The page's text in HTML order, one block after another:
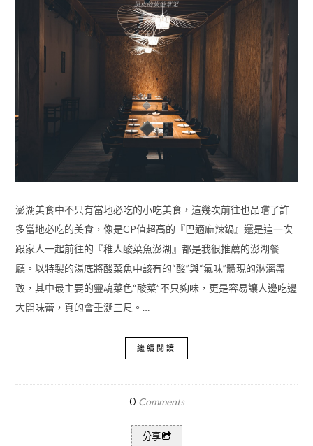
澎湖美食中不只有當地必吃的小吃美食，這幾次前往也品嚐了許
多當地必吃的美食，像是CP值超高的『巴適麻辣鍋』還是這一次
跟家人一起前往的『稚人酸菜魚澎湖』都是我很推薦的澎湖餐
廳。以特製的湯底將酸菜魚中該有的“酸”與“氣味”體現的淋漓盡
致，其中最主要的靈魂菜色“酸菜”不只夠味，更是容易讓人邊吃邊
大開味蕾，真的會垂涎三尺。…
繼續閱讀
0 Comments
分享